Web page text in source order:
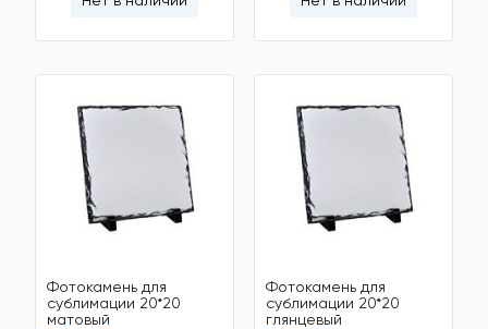
Фотокамень для
сублимации 20*20
матовый
Фотокамень для
сублимации 20*20
глянцевый